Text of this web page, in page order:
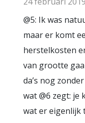
@5: Ik was
maar er komt
herstelkosten
van grootte
da’s nog
wat @6 zegt:
wat er eigenlijk